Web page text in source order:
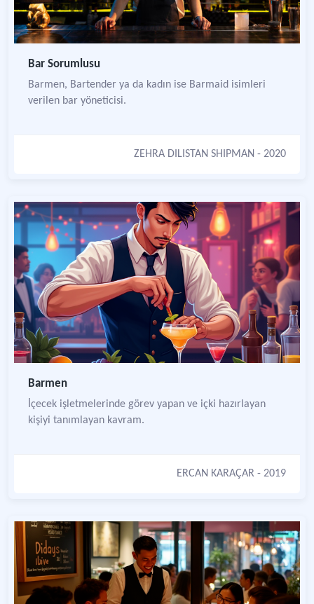
Bar Sorumlusu
Barmen, Bartender ya da kadın ise Barmaid isimleri
verilen bar yöneticisi.
ZEHRA DILISTAN SHIPMAN - 2020
Barmen
İçecek işletmelerinde görev yapan ve içki hazırlayan
kişiyi tanımlayan kavram.
ERCAN KARAÇAR - 2019